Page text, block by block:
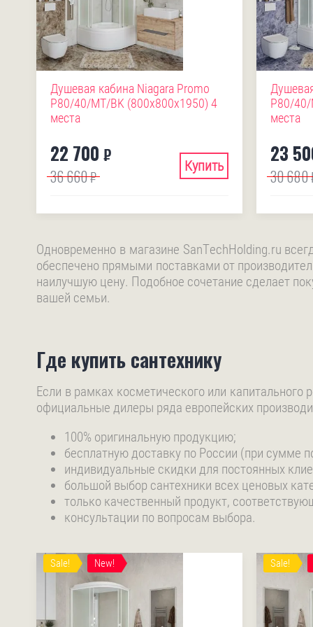
Душевая кабина Niagara Promo
P80/40/MT/BK (800х800х1950) 4
места
22 700 ₽
36 660₽
Купить
P80/40/
места
23
30 680
Одновременно в магазине SanTechHolding.ru
обеспечено прямыми поставками от
наилучшую цену. Подобное сочетание сделает
вашей семьи.
Где купить сантехнику
Если в рамках косметического или
официальные дилеры ряда европейских
100% оригинальную продукцию;
бесплатную доставку по России (при сумме
индивидуальные скидки для постоянных
большой выбор сантехники всех ценовых
только качественный продукт,
консультации по вопросам выбора.
Sale! New! Sale!